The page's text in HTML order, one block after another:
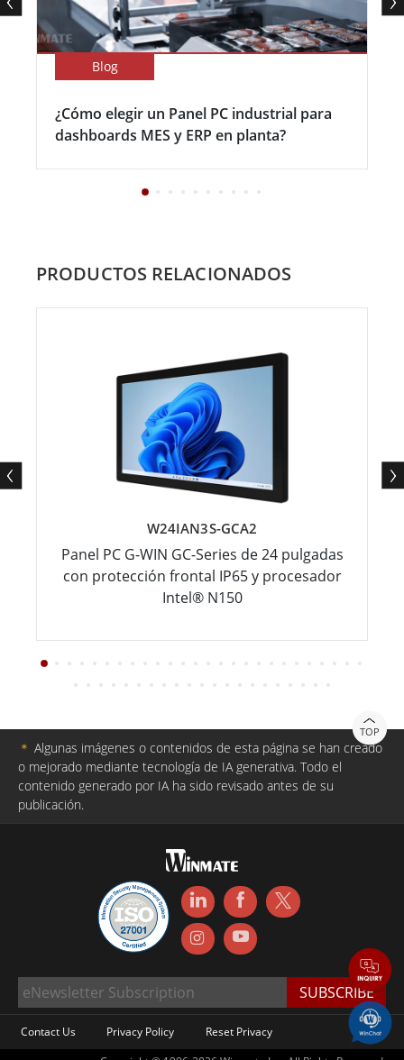
Blog
¿Cómo elegir un Panel PC industrial para
dashboards MES y ERP en planta?
PRODUCTOS RELACIONADOS
W24IAN3S-GCA2
Panel PC G-WIN GC-Series de 24 pulgadas
con protección frontal IP65 y procesador
Intel® N150
TOP
＊ Algunas imágenes o contenidos de esta página se han creado
o mejorado mediante tecnología de IA generativa. Todo el
contenido generado por IA ha sido revisado antes de su
publicación.
Contact Us Privacy Policy
Reset Privacy